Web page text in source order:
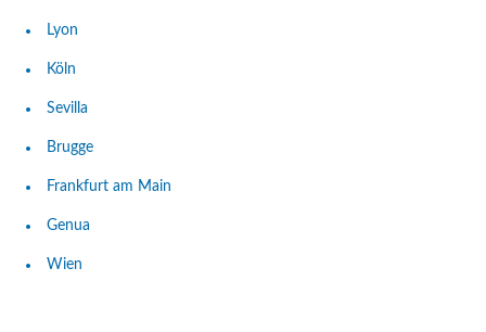
Lyon
Köln
Sevilla
Brugge
Frankfurt am Main
Genua
Wien